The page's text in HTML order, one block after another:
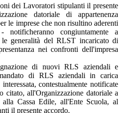
dei Lavoratori stipulanti il presente
datoriale di appartenenza
le imprese che non risultino aderenti
notificheranno congiuntamente a
le generalità del RLST incaricato di
nei confronti dell'impresa
di nuovi RLS aziendali e
di RLS aziendali in carica
contestualmente notificate
citato, all'Organizzazione datoriale a
Cassa Edile, all'Ente Scuola, al
il presente accordo.